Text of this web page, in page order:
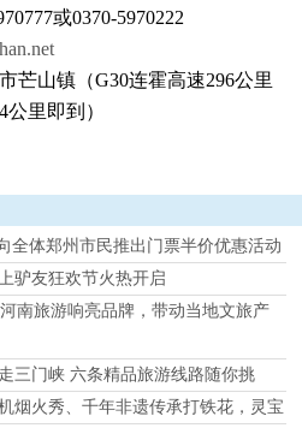
或0370-5970222
芒山镇（G30连霍高速296公里
里即到）
全体郑州市民推出门票半价优惠活动
驴友狂欢节火热开启
南旅游响亮品牌，带动当地文旅产
三门峡 六条精品旅游线路随你挑
烟火秀、千年非遗传承打铁花，灵宝